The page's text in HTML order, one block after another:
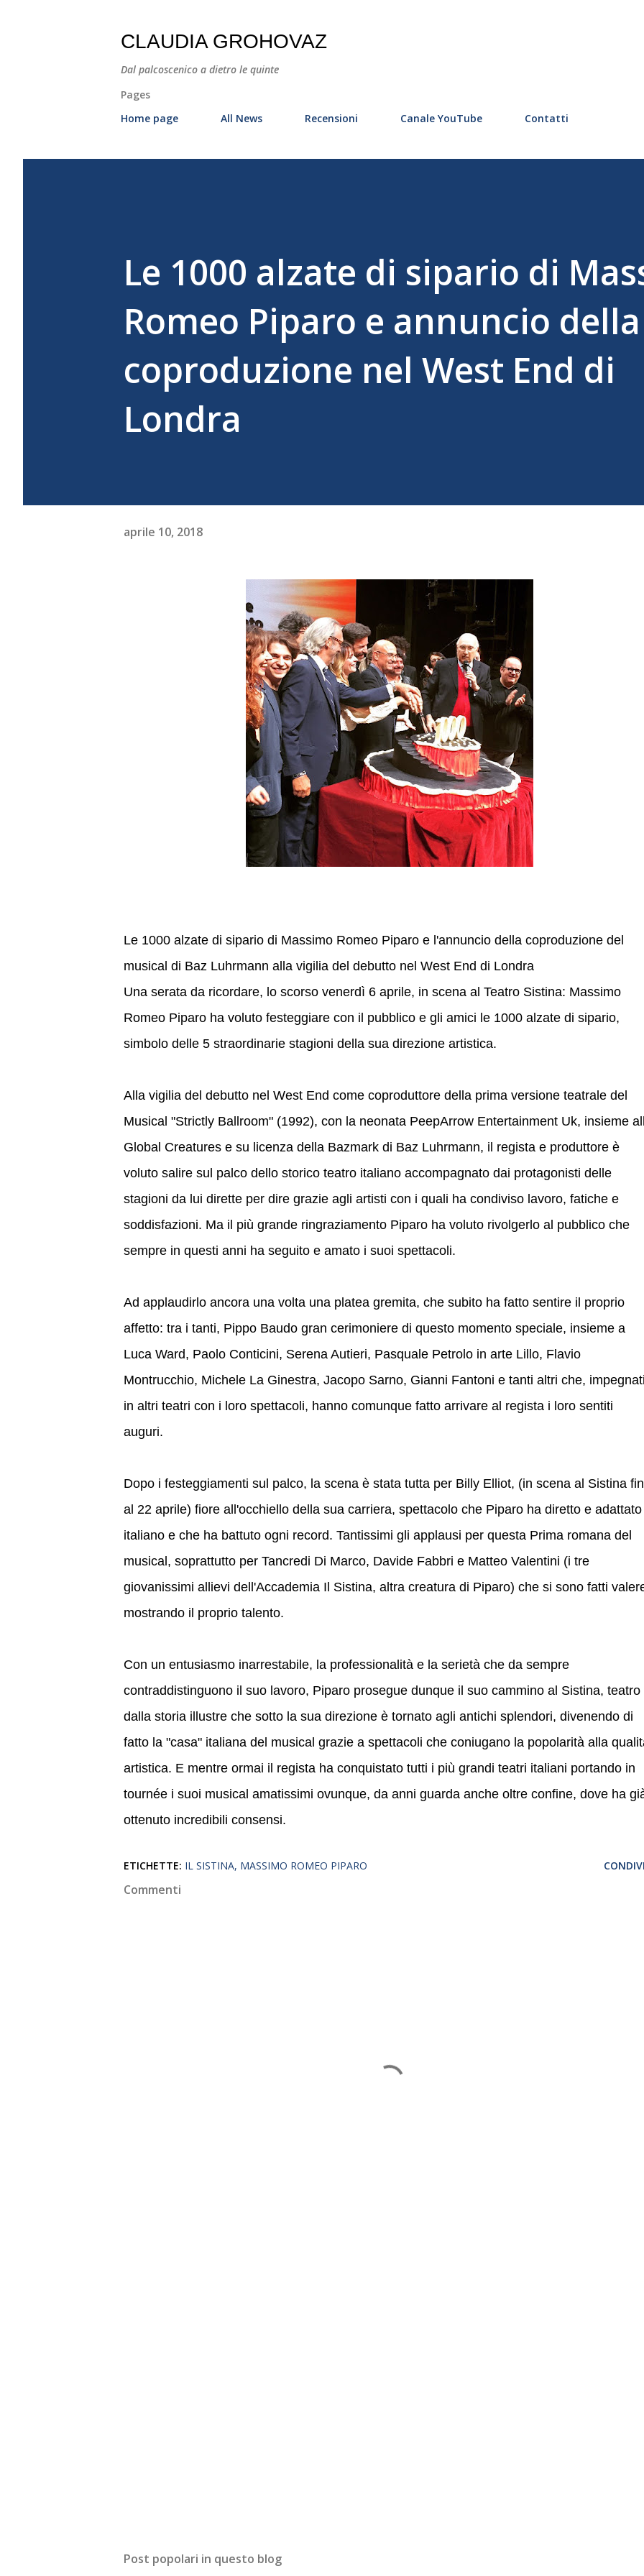
CLAUDIA GROHOVAZ
Dal palcoscenico a dietro le quinte
Pages
Home page
All News Recensioni Canale YouTube Contatti
Le 1000 alzate di sipario di
Romeo Piparo e annuncio della
coproduzione nel West End di
Londra
aprile 10, 2018
Le 1000 alzate di sipario di Massimo Romeo Piparo e l'annuncio della coproduzione del
musical di Baz Luhrmann alla vigilia del debutto nel West End di Londra
Una serata da ricordare, lo scorso venerdì 6 aprile, in scena al Teatro Sistina: Massimo
Romeo Piparo ha voluto festeggiare con il pubblico e gli amici le 1000 alzate di sipario,
simbolo delle 5 straordinarie stagioni della sua direzione artistica.
Alla vigilia del debutto nel West End come coproduttore della prima versione teatrale del
Musical "Strictly Ballroom" (1992), con la neonata PeepArrow Entertainment Uk, insieme
Global Creatures e su licenza della Bazmark di Baz Luhrmann, il regista e produttore è
voluto salire sul palco dello storico teatro italiano accompagnato dai protagonisti delle
stagioni da lui dirette per dire grazie agli artisti con i quali ha condiviso lavoro, fatiche e
soddisfazioni. Ma il più grande ringraziamento Piparo ha voluto rivolgerlo al pubblico che
sempre in questi anni ha seguito e amato i suoi spettacoli.
Ad applaudirlo ancora una volta una platea gremita, che subito ha fatto sentire il proprio
affetto: tra i tanti, Pippo Baudo gran cerimoniere di questo momento speciale, insieme a
Luca Ward, Paolo Conticini, Serena Autieri, Pasquale Petrolo in arte Lillo, Flavio
Montrucchio, Michele La Ginestra, Jacopo Sarno, Gianni Fantoni e tanti altri che,
in altri teatri con i loro spettacoli, hanno comunque fatto arrivare al regista i loro sentiti
auguri.
Dopo i festeggiamenti sul palco, la scena è stata tutta per Billy Elliot, (in scena al Sistina
al 22 aprile) fiore all'occhiello della sua carriera, spettacolo che Piparo ha diretto e
italiano e che ha battuto ogni record. Tantissimi gli applausi per questa Prima romana del
musical, soprattutto per Tancredi Di Marco, Davide Fabbri e Matteo Valentini (i tre
giovanissimi allievi dell'Accademia Il Sistina, altra creatura di Piparo) che si sono fatti
mostrando il proprio talento.
Con un entusiasmo inarrestabile, la professionalità e la serietà che da sempre
contraddistinguono il suo lavoro, Piparo prosegue dunque il suo cammino al Sistina, teatro
dalla storia illustre che sotto la sua direzione è tornato agli antichi splendori, divenendo di
fatto la "casa" italiana del musical grazie a spettacoli che coniugano la popolarità alla
artistica. E mentre ormai il regista ha conquistato tutti i più grandi teatri italiani portando in
tournée i suoi musical amatissimi ovunque, da anni guarda anche oltre confine, dove ha
ottenuto incredibili consensi.
ETICHETTE: IL SISTINA MASSIMO ROMEO PIPARO
Commenti
Post popolari in questo blog